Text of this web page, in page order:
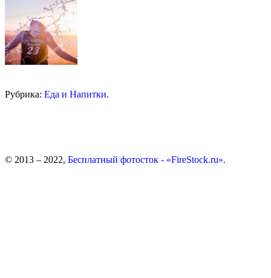
Рубрика: Еда и Напитки.
© 2013 – 2022, Бесплатный фотосток - «FireStock.ru».